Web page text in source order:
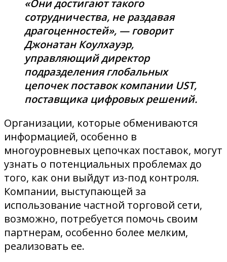
«Они достигают такого
сотрудничества, не раздавая
драгоценностей», — говорит
Джонатан Коулхауэр,
управляющий директор
подразделения глобальных
цепочек поставок компании UST,
поставщика цифровых решений.
Организации, которые обмениваются
информацией, особенно в
многоуровневых цепочках поставок, могут
узнать о потенциальных проблемах до
того, как они выйдут из-под контроля.
Компании, выступающей за
использование частной торговой сети,
возможно, потребуется помочь своим
партнерам, особенно более мелким,
реализовать ее.